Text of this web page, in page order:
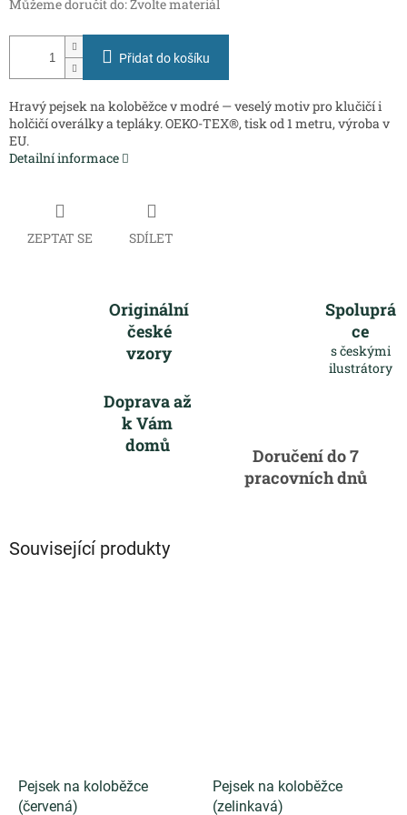
Můžeme doručit do:Zvolte materiál
Přidat do košíku
Hravý pejsek na koloběžce v modré — veselý motiv pro klučičí i
holčičí overálky a tepláky. OEKO-TEX®, tisk od 1 metru, výroba v
EU.
Detailní informace
ZEPTAT SE SDÍLET
Originální
české
vzory
Spoluprá
ce
s českými
ilustrátory
Doprava až
k Vám
domů
Doručení do 7
pracovních dnů
Související produkty
Pejsek na koloběžce
(červená)
Pejsek na koloběžce
(zelinkavá)